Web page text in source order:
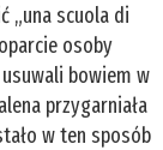
„una scuola di
osoby
bowiem w
przygarniała
w ten sposób